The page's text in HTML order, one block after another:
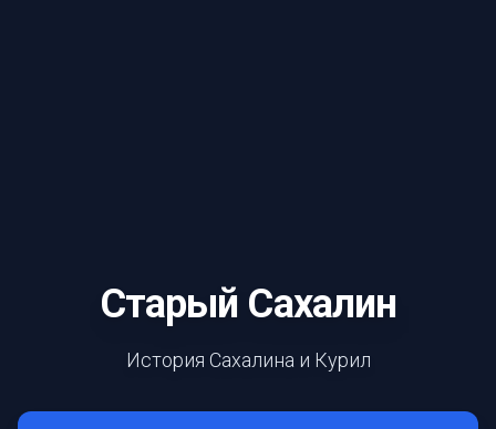
Старый Сахалин
История Сахалина и Курил